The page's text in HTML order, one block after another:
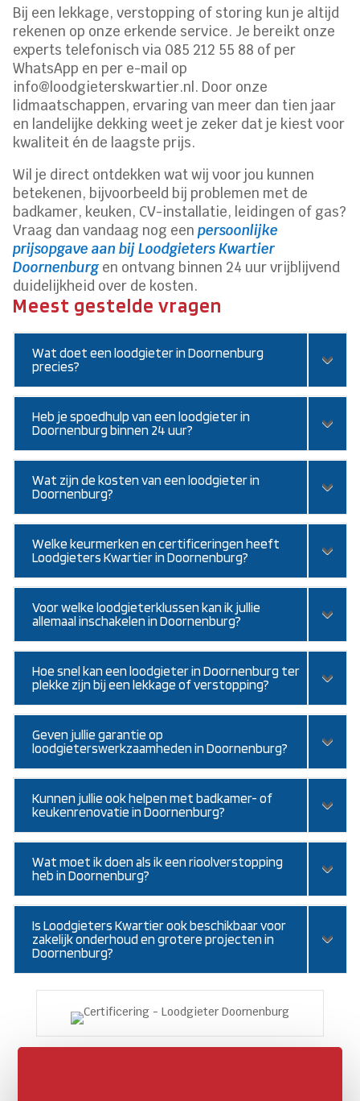
Bij een lekkage, verstopping of storing kun je altijd
rekenen op onze erkende service. Je bereikt onze
experts telefonisch via 085 212 55 88 of per
WhatsApp en per e-mail op
info@loodgieterskwartier.nl. Door onze
lidmaatschappen, ervaring van meer dan tien jaar
en landelijke dekking weet je zeker dat je kiest voor
kwaliteit én de laagste prijs.
Wil je direct ontdekken wat wij voor jou kunnen
betekenen, bijvoorbeeld bij problemen met de
badkamer, keuken, CV-installatie, leidingen of gas?
Vraag dan vandaag nog eenpersoonlijke
prijsopgave aan bij Loodgieters Kwartier
Doornenburg en ontvang binnen 24 uur vrijblijvend
duidelijkheid over de kosten.
Meest gestelde vragen
Wat doet een loodgieter in Doornenburg
precies?
Heb je spoedhulp van een loodgieter in
Doornenburg binnen 24 uur?
Wat zijn de kosten van een loodgieter in
Doornenburg?
Welke keurmerken en certificeringen heeft
Loodgieters Kwartier in Doornenburg?
Voor welke loodgieterklussen kan ik jullie
allemaal inschakelen in Doornenburg?
Hoe snel kan een loodgieter in Doornenburg ter
plekke zijn bij een lekkage of verstopping?
Geven jullie garantie op
loodgieterswerkzaamheden in Doornenburg?
Kunnen jullie ook helpen met badkamer- of
keukenrenovatie in Doornenburg?
Wat moet ik doen als ik een rioolverstopping
heb in Doornenburg?
Is Loodgieters Kwartier ook beschikbaar voor
zakelijk onderhoud en grotere projecten in
Doornenburg?